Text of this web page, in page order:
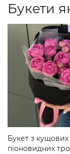
Букети
Букет з кущових
піоновидних